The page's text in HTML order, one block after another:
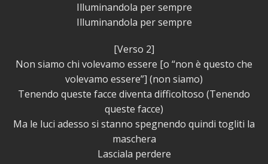
Illuminandola per sempre
Illuminandola per sempre
[Verso 2]
Non siamo chi volevamo essere [o “non è questo che
volevamo essere”] (non siamo)
Tenendo queste facce diventa difficoltoso (Tenendo
queste facce)
Ma le luci adesso si stanno spegnendo quindi togliti la
maschera
Lasciala perdere